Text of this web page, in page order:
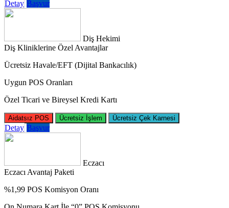
Detay Başvur
Diş Hekimi
Diş Kliniklerine Özel Avantajlar
Ücretsiz Havale/EFT (Dijital Bankacılık)
Uygun POS Oranları
Özel Ticari ve Bireysel Kredi Kartı
Aidatsız POS Ücretsiz İşlem Ücretsiz Çek Karnesi
Detay Başvur
Eczacı
Eczacı Avantaj Paketi
%1,99 POS Komisyon Oranı